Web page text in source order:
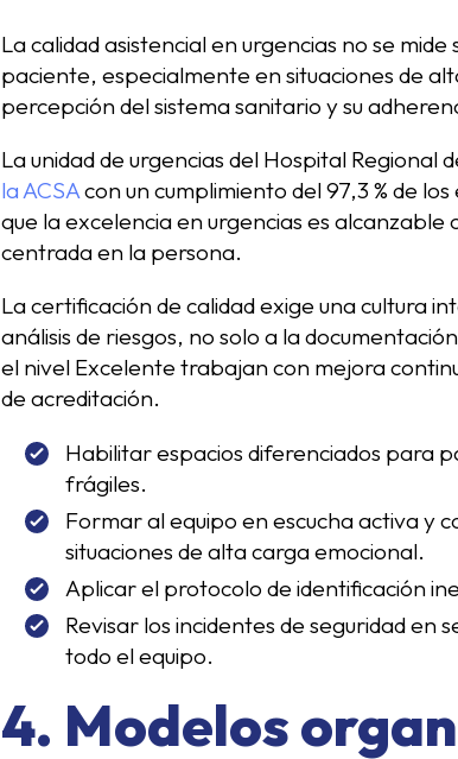
La calidad asistencial en urgencias no se
paciente, especialmente en situaciones de
percepción del sistema sanitario y su
La unidad de urgencias del Hospital Regional
la ACSAcon un cumplimiento del 97,3 % de
que la excelencia en urgencias es
centrada en la persona.
La certificación de calidad exige una cultura
análisis de riesgos, no solo a la
el nivel Excelente trabajan con mejora
de acreditación.
Habilitar espacios diferenciados para
frágiles.
Formar al equipo en escucha activa y
situaciones de alta carga emocional.
Aplicar el protocolo de identificación
Revisar los incidentes de seguridad en
todo el equipo.
4. Modelos